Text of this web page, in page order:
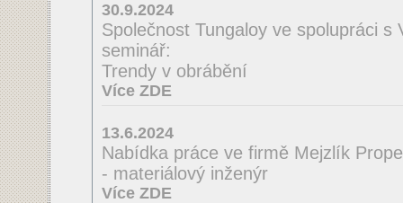
30.9.2024
Společnost Tungaloy ve spolupráci s
seminář:
Trendy v obrábění
Více ZDE
13.6.2024
Nabídka práce ve firmě Mejzlík
- materiálový inženýr
Více ZDE